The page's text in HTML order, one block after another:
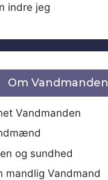
indre jeg
Om Vandmanden
Vandmanden
og sundhed
mandlig Vandmand